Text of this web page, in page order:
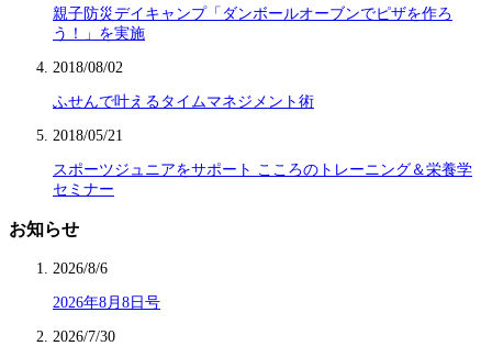
親子防災デイキャンプ「ダンボールオーブンでピザを作ろ
う！」を実施
2018/08/02
ふせんで叶えるタイムマネジメント術
2018/05/21
スポーツジュニアをサポート こころのトレーニング＆栄養学
セミナー
お知らせ
2026/8/6
2026年8月8日号
2026/7/30